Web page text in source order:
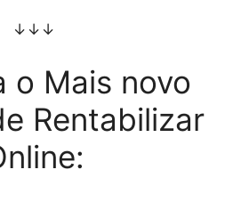
↓↓↓
o Mais novo
Rentabilizar